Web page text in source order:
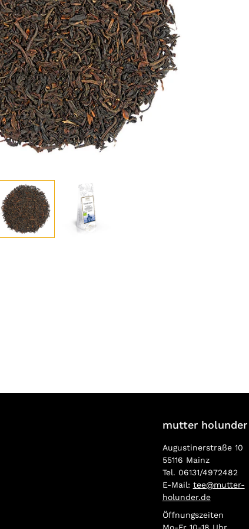
mutter holunder
Augustinerstraße 10
55116 Mainz
Tel. 06131/4972482
E-Mail: tee@mutter-
holunder.de
Öffnungszeiten